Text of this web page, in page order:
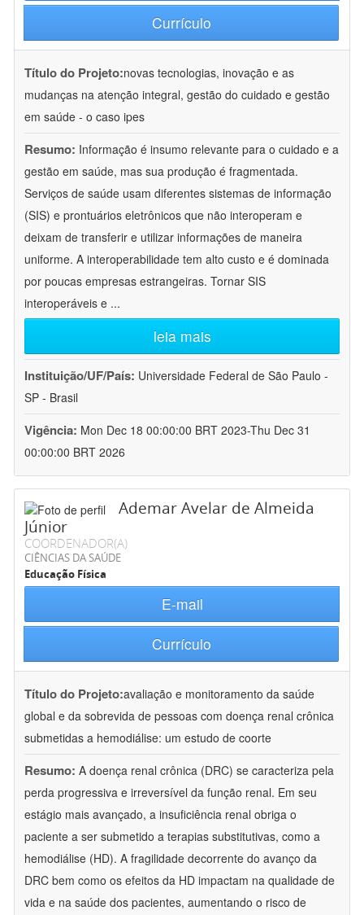
Currículo
Título do Projeto:novas tecnologias, inovação e as
mudanças na atenção integral, gestão do cuidado e gestão
em saúde - o caso ipes
Resumo: Informação é insumo relevante para o cuidado e a
gestão em saúde, mas sua produção é fragmentada.
Serviços de saúde usam diferentes sistemas de informação
(SIS) e prontuários eletrônicos que não interoperam e
deixam de transferir e utilizar informações de maneira
uniforme. A interoperabilidade tem alto custo e é dominada
por poucas empresas estrangeiras. Tornar SIS
interoperáveis e ...
leia mais
Instituição/UF/País: Universidade Federal de São Paulo -
SP - Brasil
Vigência: Mon Dec 18 00:00:00 BRT 2023-Thu Dec 31
00:00:00 BRT 2026
Ademar Avelar de Almeida
Júnior
COORDENADOR(A)
CIÊNCIAS DA SAÚDE
Educação Física
E-mail
Currículo
Título do Projeto:avaliação e monitoramento da saúde
global e da sobrevida de pessoas com doença renal crônica
submetidas a hemodiálise: um estudo de coorte
Resumo: A doença renal crônica (DRC) se caracteriza pela
perda progressiva e irreversível da função renal. Em seu
estágio mais avançado, a insuficiência renal obriga o
paciente a ser submetido a terapias substitutivas, como a
hemodiálise (HD). A fragilidade decorrente do avanço da
DRC bem como os efeitos da HD impactam na qualidade de
vida e na saúde dos pacientes, aumentando o risco de